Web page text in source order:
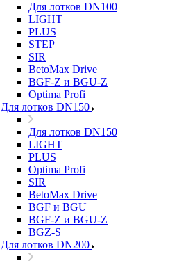
Для лотков DN100
LIGHT
PLUS
STEP
SIR
BetoMax Drive
BGF-Z и BGU-Z
Optima Profi
Для лотков DN150
Для лотков DN150
LIGHT
PLUS
Optima Profi
SIR
BetoMax Drive
BGF и BGU
BGF-Z и BGU-Z
BGZ-S
Для лотков DN200